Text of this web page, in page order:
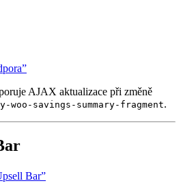
AJAX aktualizace při změně
woo-savings-summary-fragment.
Bar”